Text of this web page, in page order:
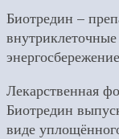
Биотредин –
Лекарственная
Биотредин
виде